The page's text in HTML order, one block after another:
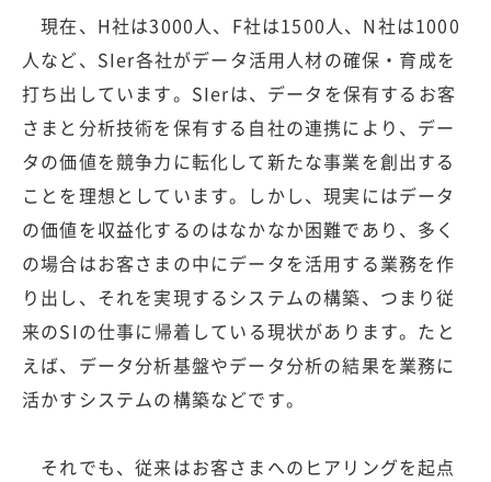
現在、H社は3000人、F社は1500人、N社は1000
人など、SIer各社がデータ活用人材の確保・育成を
打ち出しています。SIerは、データを保有するお客
さまと分析技術を保有する自社の連携により、デー
タの価値を競争力に転化して新たな事業を創出する
ことを理想としています。しかし、現実にはデータ
の価値を収益化するのはなかなか困難であり、多く
の場合はお客さまの中にデータを活用する業務を作
り出し、それを実現するシステムの構築、つまり従
来のSIの仕事に帰着している現状があります。たと
えば、データ分析基盤やデータ分析の結果を業務に
活かすシステムの構築などです。
それでも、従来はお客さまへのヒアリングを起点